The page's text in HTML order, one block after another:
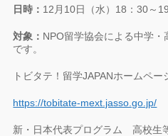
日時： 12月10日（水）18：30～
対象： NPO留学協会による中学
です。
トビタテ！留学JAPANホームペー
https://tobitate-mext.jasso.go.jp/
新・日本代表プログラム 高校